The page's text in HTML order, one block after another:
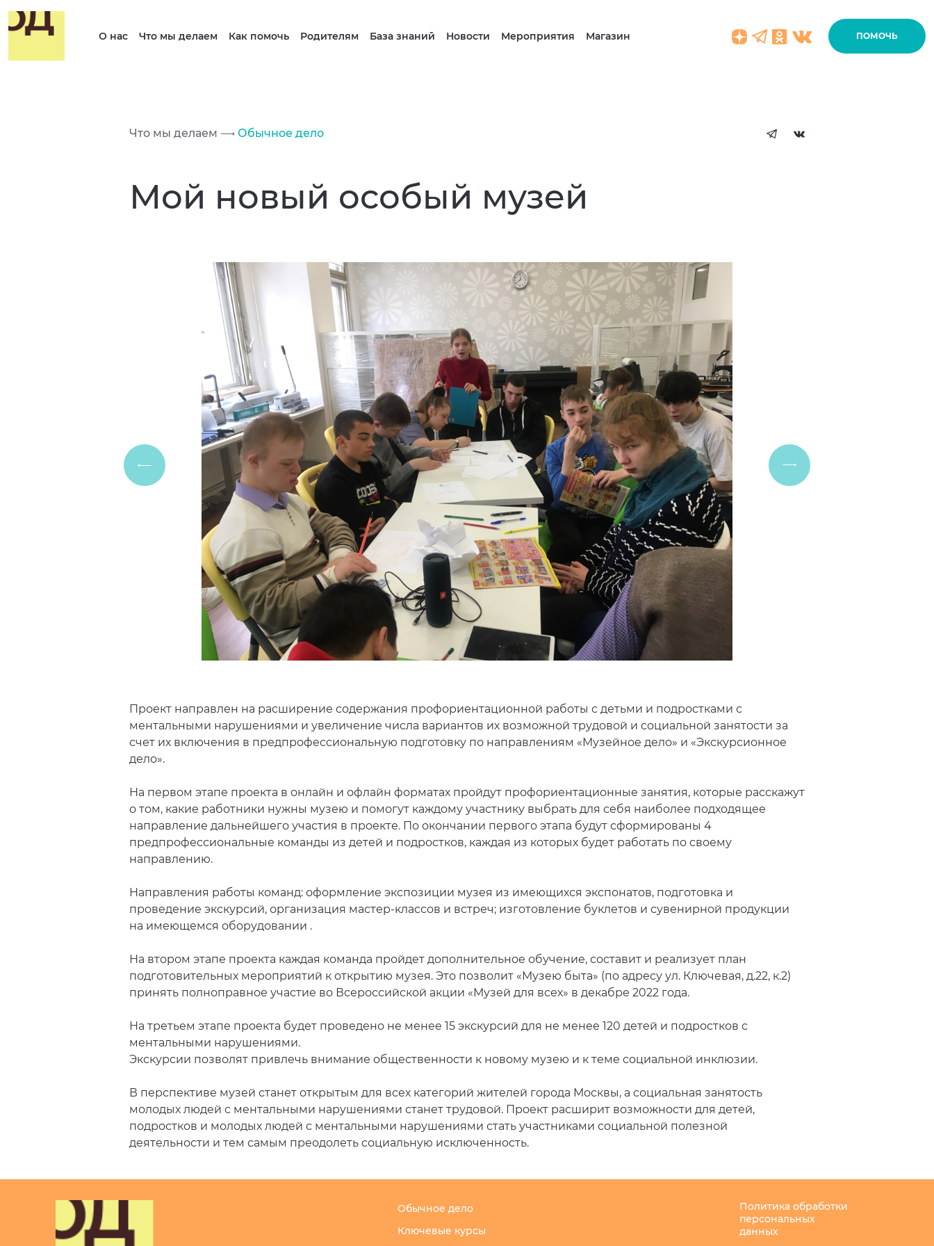
О нас Что мы делаем Как помочь Родителям База знаний Новости Мероприятия Магазин ПОМОЧЬ
Что мы делаем Обычное дело
Мой новый особый музей
Проект направлен на расширение содержания профориентационной работы с детьми и подростками с
ментальными нарушениями и увеличение числа вариантов их возможной трудовой и социальной занятости за
счет их включения в предпрофессиональную подготовку по направлениям «Музейное дело» и «Экскурсионное
дело».
На первом этапе проекта в онлайн и офлайн форматах пройдут профориентационные занятия, которые расскажут
о том, какие работники нужны музею и помогут каждому участнику выбрать для себя наиболее подходящее
направление дальнейшего участия в проекте. По окончании первого этапа будут сформированы 4
предпрофессиональные команды из детей и подростков, каждая из которых будет работать по своему
направлению.
Направления работы команд: оформление экспозиции музея из имеющихся экспонатов, подготовка и
проведение экскурсий, организация мастер-классов и встреч; изготовление буклетов и сувенирной продукции
на имеющемся оборудовании .
На втором этапе проекта каждая команда пройдет дополнительное обучение, составит и реализует план
подготовительных мероприятий к открытию музея. Это позволит «Музею быта» (по адресу ул. Ключевая, д.22, к.2)
принять полноправное участие во Всероссийской акции «Музей для всех» в декабре 2022 года.
На третьем этапе проекта будет проведено не менее 15 экскурсий для не менее 120 детей и подростков с
ментальными нарушениями.
Экскурсии позволят привлечь внимание общественности к новому музею и к теме социальной инклюзии.
В перспективе музей станет открытым для всех категорий жителей города Москвы, а социальная занятость
молодых людей с ментальными нарушениями станет трудовой. Проект расширит возможности для детей,
подростков и молодых людей с ментальными нарушениями стать участниками социальной полезной
деятельности и тем самым преодолеть социальную исключенность.
Обычное дело
Ключевые курсы
Политика обработки
персональных
данных